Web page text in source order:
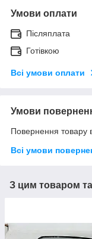
Умови оплати
Післяплата
Готівкою
Всі умови оплати
Умови
Повернення товару
Всі умови
З цим товаром